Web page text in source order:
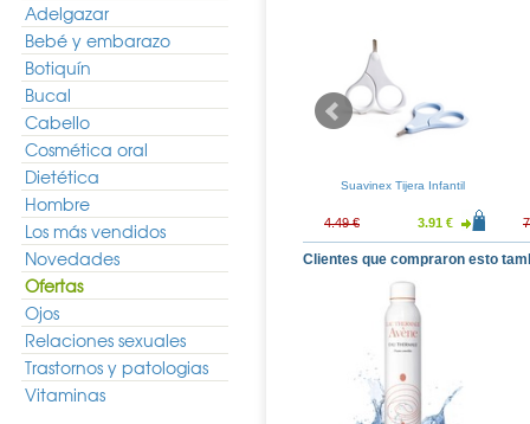
Adelgazar
Bebé y embarazo
Botiquín
Bucal
Cabello
Cosmética oral
Dietética
Hombre
Los más vendidos
Novedades
Ofertas
Ojos
Relaciones sexuales
Trastornos y patologias
Vitaminas
de Silicona
3uds
5.71 € 24.50 € 18.15 €
Suavinex Tijera Infantil
4.49 € 3.91 €
Clientes que compraron esto